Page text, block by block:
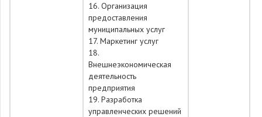
16. Организация
предоставления
муниципальных услуг
17. Маркетинг услуг
18.
Внешнеэкономическая
деятельность
предприятия
19. Разработка
управленческих решений